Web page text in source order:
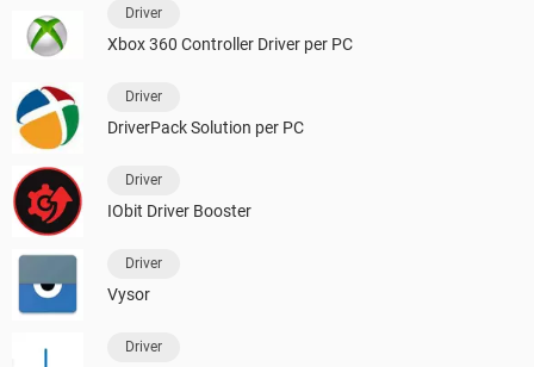
Driver
Xbox 360 Controller Driver per PC
Driver
DriverPack Solution per PC
Driver
IObit Driver Booster
Driver
Vysor
Driver